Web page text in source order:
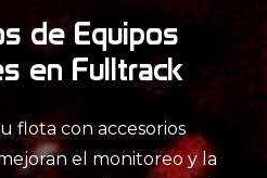
de Equipos
en Fulltrack
flota con accesorios
el monitoreo y la